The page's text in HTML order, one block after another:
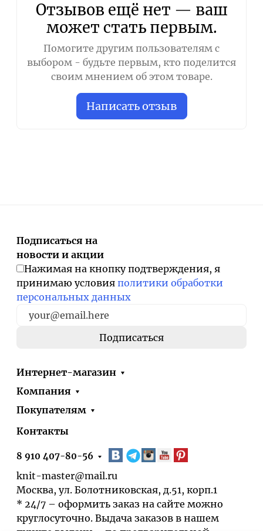
Отзывов ещё нет — ваш
может стать первым.
Помогите другим пользователям с
выбором - будьте первым, кто поделится
своим мнением об этом товаре.
Написать отзыв
Подписаться на
новости и акции
Нажимая на кнопку подтверждения, я
принимаю условия политики обработки
персональных данных
Интернет-магазин
Компания
Покупателям
Контакты
8 910 407-80-56
knit-master@mail.ru
Москва, ул. Болотниковская, д.51, корп.1
* 24/7 – оформить заказ на сайте можно
круглосуточно. Выдача заказов в нашем